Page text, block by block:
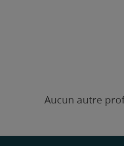
Aucun autre